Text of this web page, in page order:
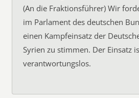
(An die Fraktionsführer) Wir
im Parlament des deutschen
einen Kampfeinsatz der
Syrien zu stimmen. Der Einsatz
verantwortungslos.